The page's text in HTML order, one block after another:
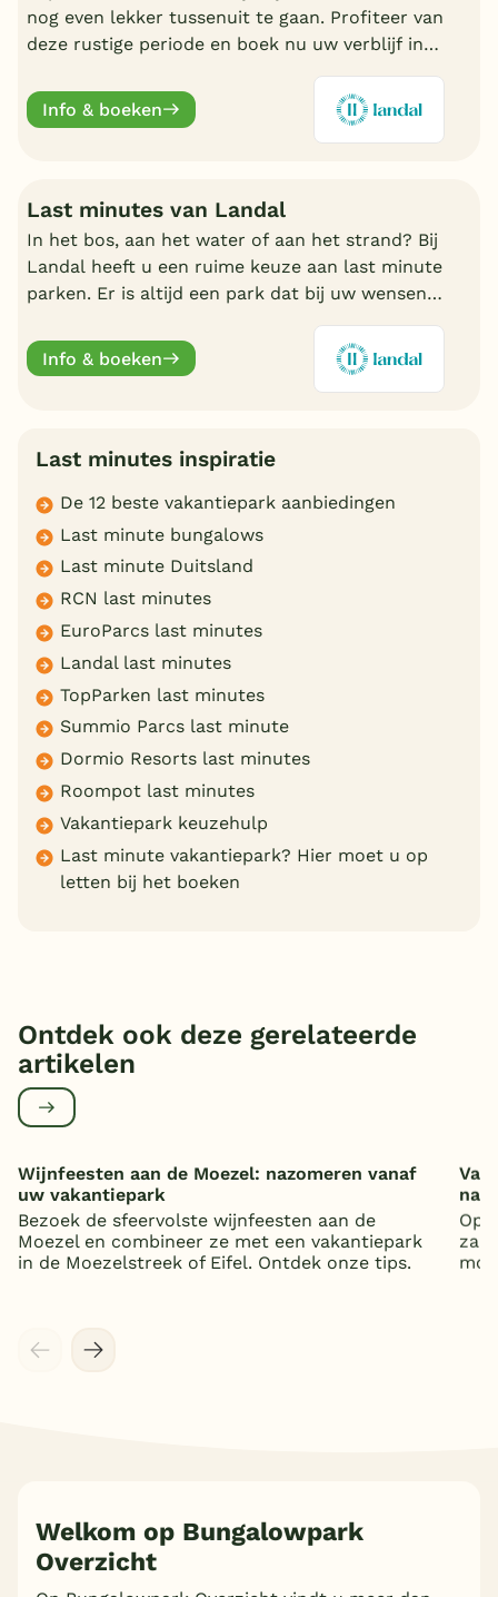
nog even lekker tussenuit te gaan. Profiteer van
deze rustige periode en boek nu uw verblijf in
Info & boeken
Last minutes van Landal
In het bos, aan het water of aan het strand? Bij
Landal heeft u een ruime keuze aan last minute
parken. Er is altijd een park dat bij uw wensen
online.
Info & boeken
Last minutes inspiratie
De 12 beste vakantiepark aanbiedingen
Last minute bungalows
Last minute Duitsland
RCN last minutes
EuroParcs last minutes
Landal last minutes
TopParken last minutes
Summio Parcs last minute
Dormio Resorts last minutes
Roompot last minutes
Vakantiepark keuzehulp
Last minute vakantiepark? Hier moet u op
letten bij het boeken
Ontdek ook deze gerelateerde
artikelen
Wijnfeesten aan de Moezel: nazomeren vanaf
uw vakantiepark
Bezoek de sfeervolste wijnfeesten aan de
Moezel en combineer ze met een vakantiepark
in de Moezelstreek of Eifel. Ontdek onze tips.
Op
Welkom op Bungalowpark
Overzicht